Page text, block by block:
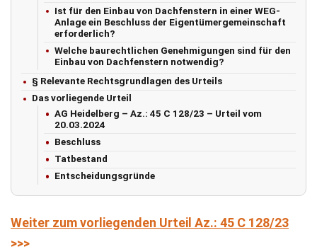
Ist für den Einbau von Dachfenstern in einer WEG-
Anlage ein Beschluss der Eigentümergemeinschaft
erforderlich?
Welche baurechtlichen Genehmigungen sind für den
Einbau von Dachfenstern notwendig?
§ Relevante Rechtsgrundlagen des Urteils
Das vorliegende Urteil
AG Heidelberg – Az.: 45 C 128/23 – Urteil vom
20.03.2024
Beschluss
Tatbestand
Entscheidungsgründe
Weiter zum vorliegenden Urteil Az.: 45 C 128/23
>>>